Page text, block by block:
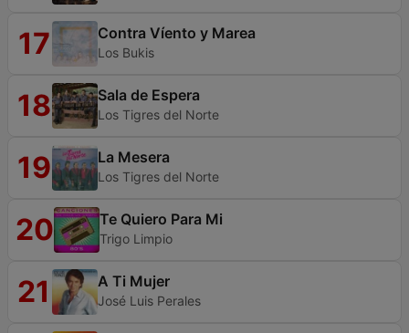
17 Contra Víento y Marea
Los Bukis
18 Sala de Espera
Los Tigres del Norte
19 La Mesera
Los Tigres del Norte
20 Te Quiero Para Mi
Trigo Limpio
21 A Ti Mujer
José Luis Perales